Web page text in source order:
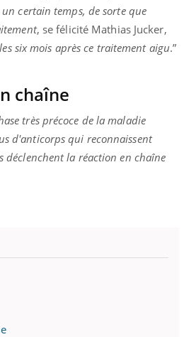
certain temps, de sorte que
, se félicité Mathias Jucker,
six mois après ce traitement aigu.”
chaîne
très précoce de la maladie
d'anticorps qui reconnaissent
la réaction en chaîne